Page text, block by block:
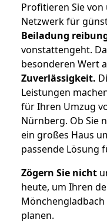
Profitieren Sie
Netzwerk für
Beiladung
vonstattengeht.
besonderen Wert
Zuverlässigkeit.
Leistungen
für Ihren Umzug
Nürnberg. Ob Sie
ein großes Haus
passende Lösung
Zögern Sie nicht
heute, um Ihren
planen.